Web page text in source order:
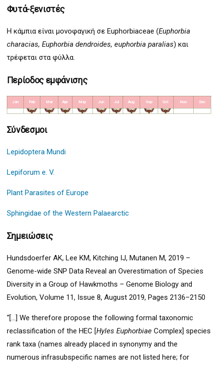
Φυτά-ξενιστές
Η κάμπια είναι μονοφαγική σε Euphorbiaceae (Εuphorbia
characias, Euphorbia dendroides, euphorbia paralias) και
τρέφεται στα φύλλα.
Περίοδος εμφάνισης
Jan Feb Mar Apr May Jun Jul Aug Sep Oct Nov Dec
Σύνδεσμοι
Lepidoptera Mundi
Lepiforum e. V.
Plant Parasites of Europe
Sphingidae of the Western Palaearctic
Σημειώσεις
Hundsdoerfer AK, Lee KM, Kitching IJ, Mutanen M, 2019 –
Genome-wide SNP Data Reveal an Overestimation of Species
Diversity in a Group of Hawkmoths – Genome Biology and
Evolution, Volume 11, Issue 8, August 2019, Pages 2136–2150
“[…] We therefore propose the following formal taxonomic
reclassification of the HEC [Hyles EuphorbiaeComplex] species
rank taxa (names already placed in synonymy and the
numerous infrasubspecific names are not listed here; for